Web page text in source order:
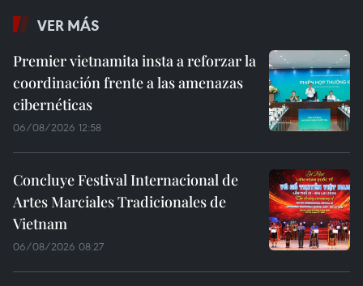
VER MÁS
Premier vietnamita insta a reforzar la
coordinación frente a las amenazas
cibernéticas
06/08/2026 12:58
Concluye Festival Internacional de
Artes Marciales Tradicionales de
Vietnam
06/08/2026 08:27